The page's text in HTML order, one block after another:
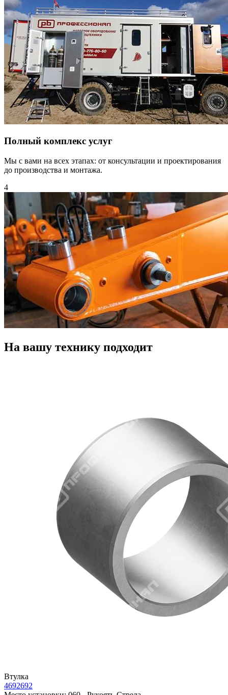
Полный комплекс услуг
Мы с вами на всех этапах: от консультации и проектирования
до производства и монтажа.
4
На вашу технику подходит
Втулка
4692692